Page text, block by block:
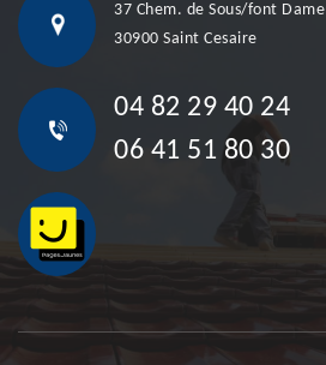
37 Chem. de Sous/font Dame
30900 Saint Cesaire
04 82 29 40 24
06 41 51 80 30